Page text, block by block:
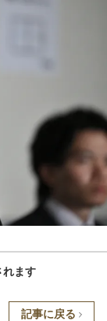
れます
記事に戻る